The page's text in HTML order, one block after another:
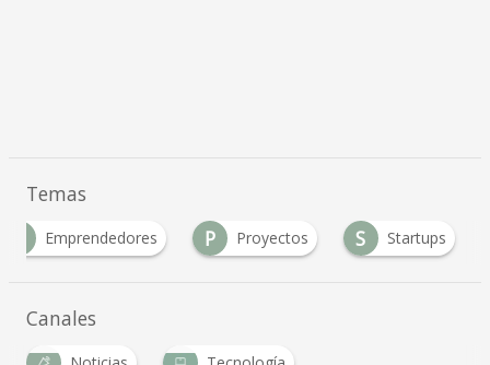
Temas
Emprendedores P Proyectos S Startups
Canales